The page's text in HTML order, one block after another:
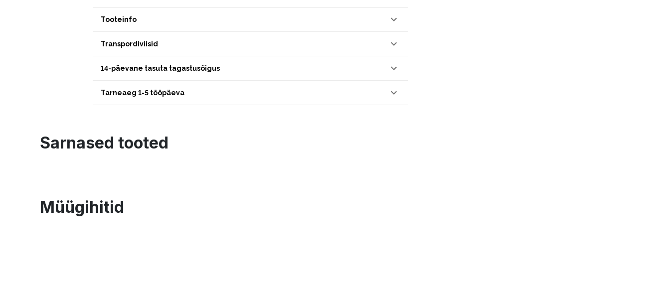
Tooteinfo
Transpordiviisid
14-päevane tasuta tagastusõigus
Tarneaeg 1-5 tööpäeva
Sarnased tooted
Müügihitid